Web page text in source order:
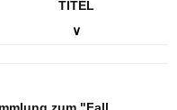
TITEL
∨